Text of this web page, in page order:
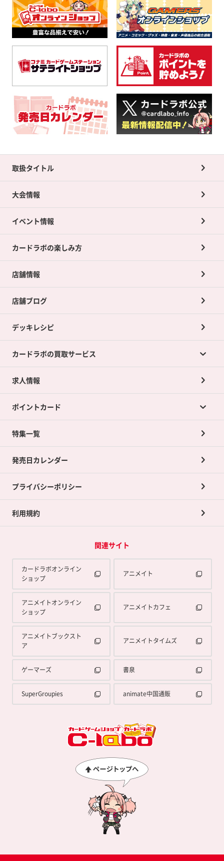
取扱タイトル
大会情報
イベント情報
カードラボの楽しみ方
店舗情報
店舗ブログ
デッキレシピ
カードラボの買取サービス
カードラボの買取サービスTOP
店舗買取について
ネット買取について
買取承諾書について
求人情報
ポイントカード
ポイントカードTOP
ポイント交換景品
特集一覧
発売日カレンダー
プライバシーポリシー
利用規約
関連サイト
カードラボオンライン
ショップ
アニメイト
アニメイトオンライン
ショップ
アニメイトカフェ
アニメイトブックスト
ア
アニメイトタイムズ
ゲーマーズ 書泉
SuperGroupies animate中国通販